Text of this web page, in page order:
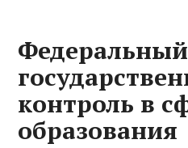
Федеральный
контроль в
образования